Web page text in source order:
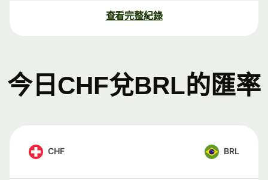
查看完整紀錄
今日CHF兌BRL的匯率
CHF BRL